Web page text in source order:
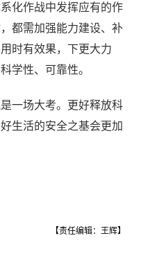
化作战中发挥应有的作
都需加强能力建设、补
时有效果，下更大力
学性、可靠性。
一场大考。更好释放科
生活的安全之基会更加
【责任编辑：王辉】